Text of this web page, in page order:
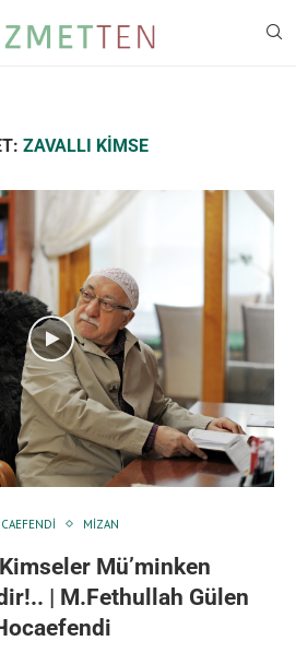
ZAVALLI KIMSE
MIZAN
Mü’minken
| M.Fethullah Gülen